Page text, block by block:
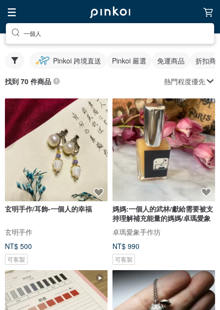
一個人
Pinkoi 跨境直送 Pinkoi 嚴選 免運商品 折扣商
找到 70 件商品 熱門程度優先
玄明手作/耳飾-一個人的幸福
玄明手作
NT$ 500
可客製
媽媽:一個人的武林/獻給需要被支
持理解補充能量的媽媽/卓瑪愛象
卓瑪愛象手作坊
NT$ 990
可客製